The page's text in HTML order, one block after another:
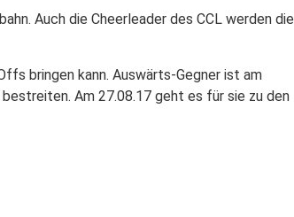
Auch die Cheerleader des CCL werden die
bringen kann. Auswärts-Gegner ist am
Am 27.08.17 geht es für sie zu den